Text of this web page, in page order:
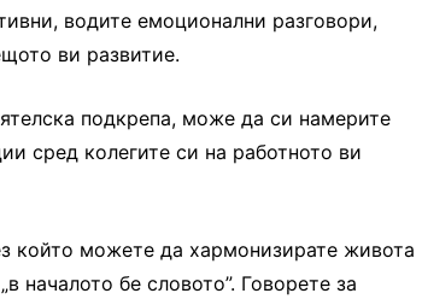
водите емоционални разговори,
ви развитие.
подкрепа, може да си намерите
сред колегите си на работното ви
който можете да хармонизирате живота
началото бе словото”. Говорете за